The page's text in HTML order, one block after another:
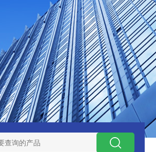
磷酸（C1P）ELISA 试剂盒 小鼠（